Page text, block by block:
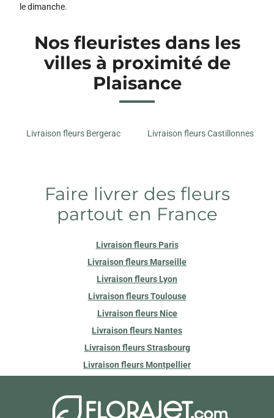
le dimanche.
Nos fleuristes dans les
villes à proximité de
Plaisance
Livraison fleurs Bergerac Livraison fleurs Castillonnes
Faire livrer des fleurs
partout en France
Livraison fleurs Paris
Livraison fleurs Marseille
Livraison fleurs Lyon
Livraison fleurs Toulouse
Livraison fleurs Nice
Livraison fleurs Nantes
Livraison fleurs Strasbourg
Livraison fleurs Montpellier